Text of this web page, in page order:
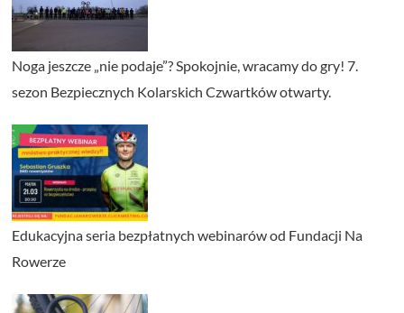
Noga jeszcze „nie podaje”? Spokojnie, wracamy do gry! 7.
sezon Bezpiecznych Kolarskich Czwartków otwarty.
Edukacyjna seria bezpłatnych webinarów od Fundacji Na
Rowerze